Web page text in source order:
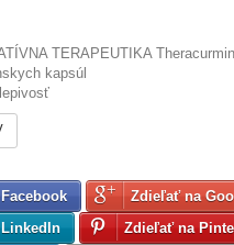
TERAPEUTIKA
kapsúl
Zdieľať na
Zdieľať na